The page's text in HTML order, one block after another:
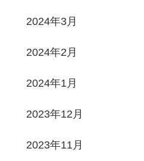
2024年3月
2024年2月
2024年1月
2023年12月
2023年11月